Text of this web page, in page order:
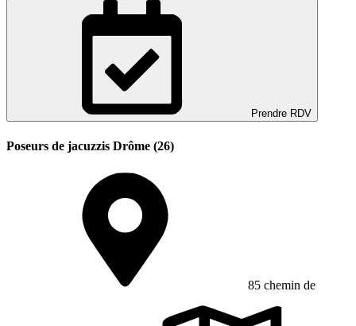
Prendre RDV
Poseurs de jacuzzis Drôme (26)
85 chemin de